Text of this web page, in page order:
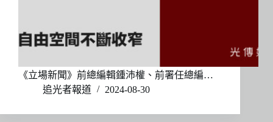
《立場新聞》前總編輯鍾沛權、前署任總編…
追光者報道
2024-08-30